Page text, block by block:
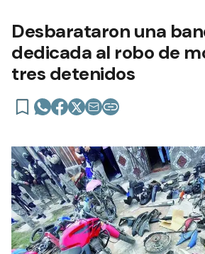
Desbarataron una
dedicada al robo de
tres detenidos